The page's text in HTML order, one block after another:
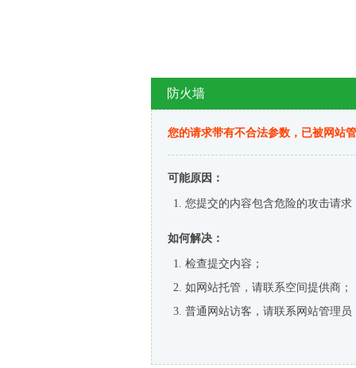
防火墙
您的请求带有不合法参数，已被网站
可能原因：
您提交的内容包含危险的攻击请求
如何解决：
检查提交内容；
如网站托管，请联系空间提供商；
普通网站访客，请联系网站管理员